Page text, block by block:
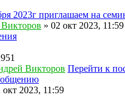
2023г приглашаем на
» 02 окт 2023,
Викторов Перейти к
окт 2023, 11:59